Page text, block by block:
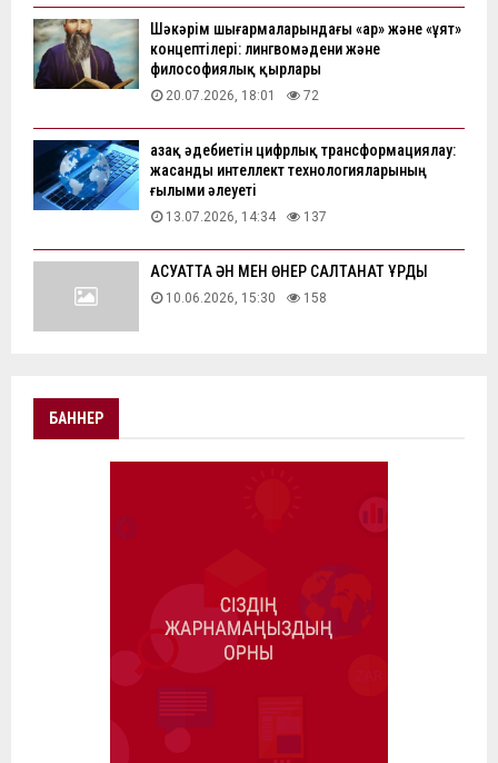
Шәкәрім шығармаларындағы «ар» және «ұят»
концептілері: лингвомәдени және
философиялық қырлары
20.07.2026, 18:01 72
Қазақ әдебиетін цифрлық трансформациялау:
жасанды интеллект технологияларының
ғылыми әлеуеті
13.07.2026, 14:34 137
АҚСУАТТА ӘН МЕН ӨНЕР САЛТАНАТ ҚҰРДЫ
10.06.2026, 15:30 158
БАННЕР